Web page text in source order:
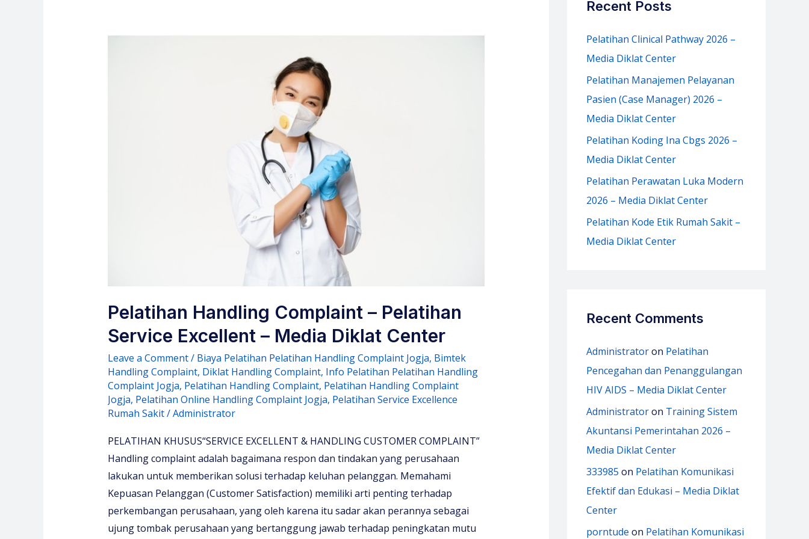
Pelatihan Handling Complaint – Pelatihan
Service Excellent – Media Diklat Center
Leave a Comment/ Biaya Pelatihan Pelatihan Handling Complaint Jogja, Bimtek
Handling Complaint, Diklat Handling Complaint, Info Pelatihan Pelatihan Handling
Complaint Jogja, Pelatihan Handling Complaint, Pelatihan Handling Complaint
Jogja, Pelatihan Online Handling Complaint Jogja, Pelatihan Service Excellence
Rumah Sakit/Administrator
PELATIHAN KHUSUS“SERVICE EXCELLENT & HANDLING CUSTOMER COMPLAINT”
Handling complaint adalah bagaimana respon dan tindakan yang perusahaan
lakukan untuk memberikan solusi terhadap keluhan pelanggan. Memahami
Kepuasan Pelanggan (Customer Satisfaction) memiliki arti penting terhadap
perkembangan perusahaan, yang oleh karena itu sadar akan perannya sebagai
ujung tombak perusahaan yang bertanggung jawab terhadap peningkatan mutu
h
f
o
Recent Posts
Pelatihan Clinical Pathway 2026 –
Media Diklat Center
Pelatihan Manajemen Pelayanan
Pasien (Case Manager) 2026 –
Media Diklat Center
Pelatihan Koding Ina Cbgs 2026 –
Media Diklat Center
Pelatihan Perawatan Luka Modern
2026 – Media Diklat Center
Pelatihan Kode Etik Rumah Sakit –
Media Diklat Center
Recent Comments
Administratoron Pelatihan
Pencegahan dan Penanggulangan
HIV AIDS – Media Diklat Center
Administratoron Training Sistem
Akuntansi Pemerintahan 2026 –
Media Diklat Center
333985 on Pelatihan Komunikasi
Efektif dan Edukasi – Media Diklat
Center
porntude on Pelatihan Komunikasi